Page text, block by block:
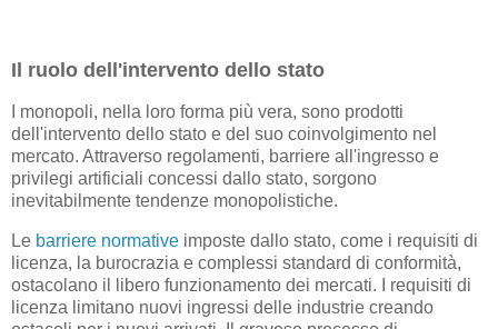
Il ruolo dell'intervento dello stato
I monopoli, nella loro forma più vera, sono prodotti
dell'intervento dello stato e del suo coinvolgimento nel
mercato. Attraverso regolamenti, barriere all'ingresso e
privilegi artificiali concessi dallo stato, sorgono
inevitabilmente tendenze monopolistiche.
Le barriere normative imposte dallo stato, come i requisiti di
licenza, la burocrazia e complessi standard di conformità,
ostacolano il libero funzionamento dei mercati. I requisiti di
licenza limitano nuovi ingressi delle industrie creando